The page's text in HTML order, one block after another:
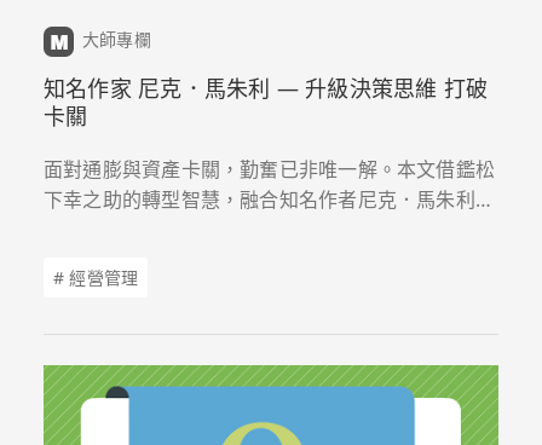
大師專欄
知名作家 尼克．馬朱利 — 升級決策思維 打破
卡關
面對通膨與資產卡關，勤奮已非唯一解。本文借鑑松
下幸之助的轉型智慧，融合知名作者尼克．馬朱利觀
# 經營管理